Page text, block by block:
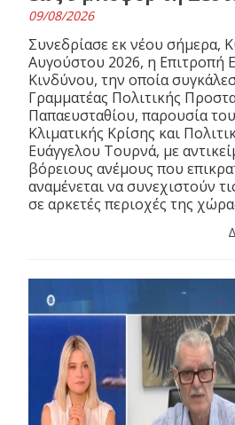
09/08/2026
Συνεδρίασε εκ νέου σήμερα,
Αυγούστου 2026, η Επιτροπή
Κινδύνου, την οποία
Γραμματέας Πολιτικής
Παπαευσταθίου, παρουσία
Κλιματικής Κρίσης και
Ευάγγελου Τουρνά, με
βόρειους ανέμους που
αναμένεται να συνεχιστούν
σε αρκετές περιοχές της